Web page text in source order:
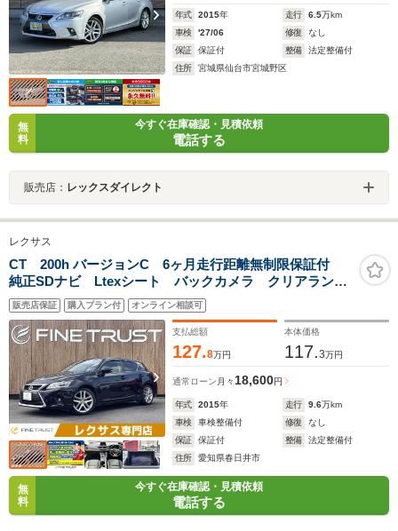
年式 2015年 走行 6.5万km
車検
'27/06 修復
なし
保証
保証付 整備
法定整備付
住所
宮城県仙台市宮城野区
無
料
今すぐ在庫確認・見積依頼
電話する
販売店： レックスダイレクト
レクサス
CT 200h バージョンC 6ヶ月走行距離無制限保証付
純正SDナビ Ltexシート バックカメラ クリアランス
ソナー フルセグTV クルーズコントロール シートヒ
ーター パワーシート LEDヘッドライト ETC2.0 純
正17インチアルミホイール
販売店保証 購入プラン付 オンライン相談可
支払総額
127.8万円
本体価格
117.3万円
通常ローン 月々 18,600円
年式 2015年 走行 9.6万km
車検
車検整備付 修復
なし
保証
保証付 整備
法定整備付
住所
愛知県春日井市
無
料
今すぐ在庫確認・見積依頼
電話する